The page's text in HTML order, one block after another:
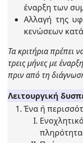
έναρξη των
Αλλαγή της
κενώσεων
Τα κριτήρια πρέπει
τρεις μήνες με
πριν από τη
Λειτουργική
Ένα ή